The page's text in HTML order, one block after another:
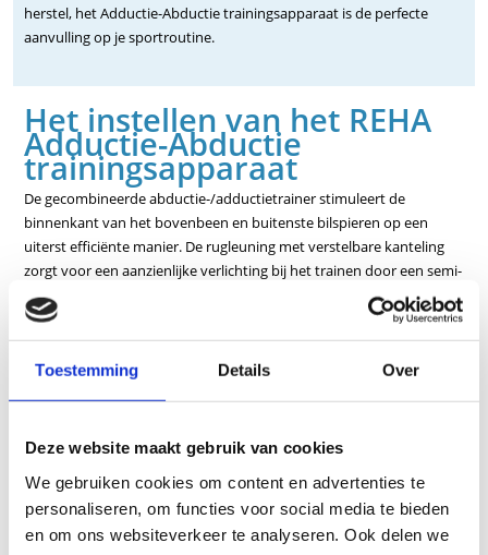
Toestemming Details Over
Deze website maakt gebruik van cookies
We gebruiken cookies om content en advertenties te
personaliseren, om functies voor social media te bieden
en om ons websiteverkeer te analyseren. Ook delen we
herstel, het Adductie-Abductie trainingsapparaat is de perfecte
aanvulling op je sportroutine.
Het instellen van het REHA
Adductie-Abductie
trainingsapparaat
De gecombineerde abductie-/adductietrainer stimuleert de
binnenkant van het bovenbeen en buitenste bilspieren op een
uiterst efficiënte manier. De rugleuning met verstelbare kanteling
zorgt voor een aanzienlijke verlichting bij het trainen door een semi-
liggende positie, vooral voor heuppatiënten. De gemakkelijk
bewegende éénknopsverstelling van de beensteunen van adductie
tot abductie zorgt voor maximaal gebruiksgemak.
Kenmerken
pneumatische veerondersteunde rugleuningverstelling
meerdimensionaal verstelbare beensteunen
inclusief speciale geluidsisolerende elementen tussen de
halterschijven